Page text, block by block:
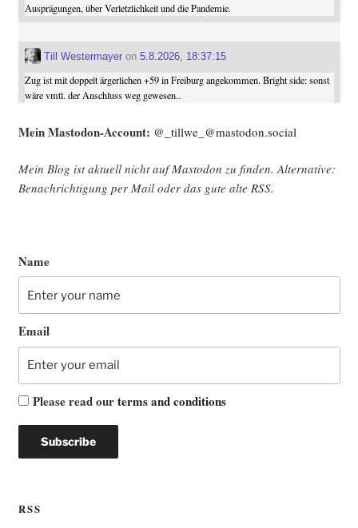
Ausprägungen, über Verletzlichkeit und die Pandemie.
Till Westermayeron 5.8.2026, 18:37:15
Zug ist mit doppelt ärgerlichen +59 in Freiburg angekommen. Bright side: sonst
wäre vmtl. der Anschluss weg gewesen..
Mein Mast­o­don-Account: @_tillwe_@mastodon.social
Mein Blog ist aktu­ell nicht auf Mast­o­don zu fin­den. Alter­na­ti­ve:
Benach­rich­ti­gung per Mail oder das gute alte RSS.
Name
Email
Please read ourterms and conditions
RSS